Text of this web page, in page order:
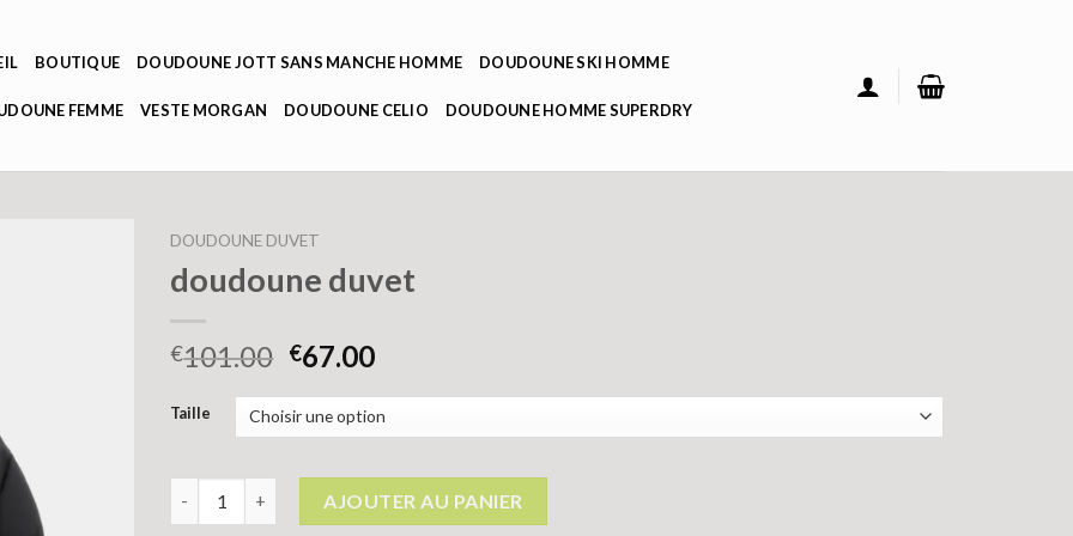
BOUTIQUE DOUDOUNE JOTT SANS MANCHE HOMME DOUDOUNE SKI HOMME
FEMME VESTE MORGAN DOUDOUNE CELIO DOUDOUNE HOMME SUPERDRY
DOUDOUNE DUVET
doudoune duvet
€101.00 €67.00
Taille
AJOUTER AU PANIER